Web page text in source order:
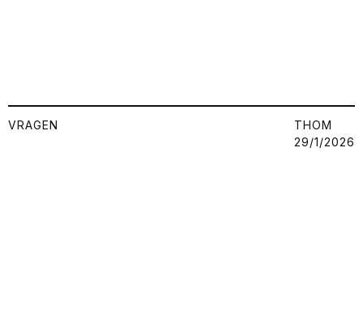
VRAGEN
THOM
29/1/2026